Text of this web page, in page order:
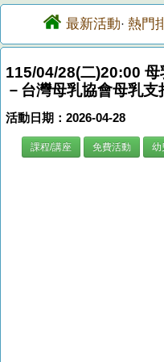
最新活動· 熱門
115/04/28(二)20:00
－台灣母乳協會母乳支
活動日期：2026-04-28
課程/講座 免費活動 幼